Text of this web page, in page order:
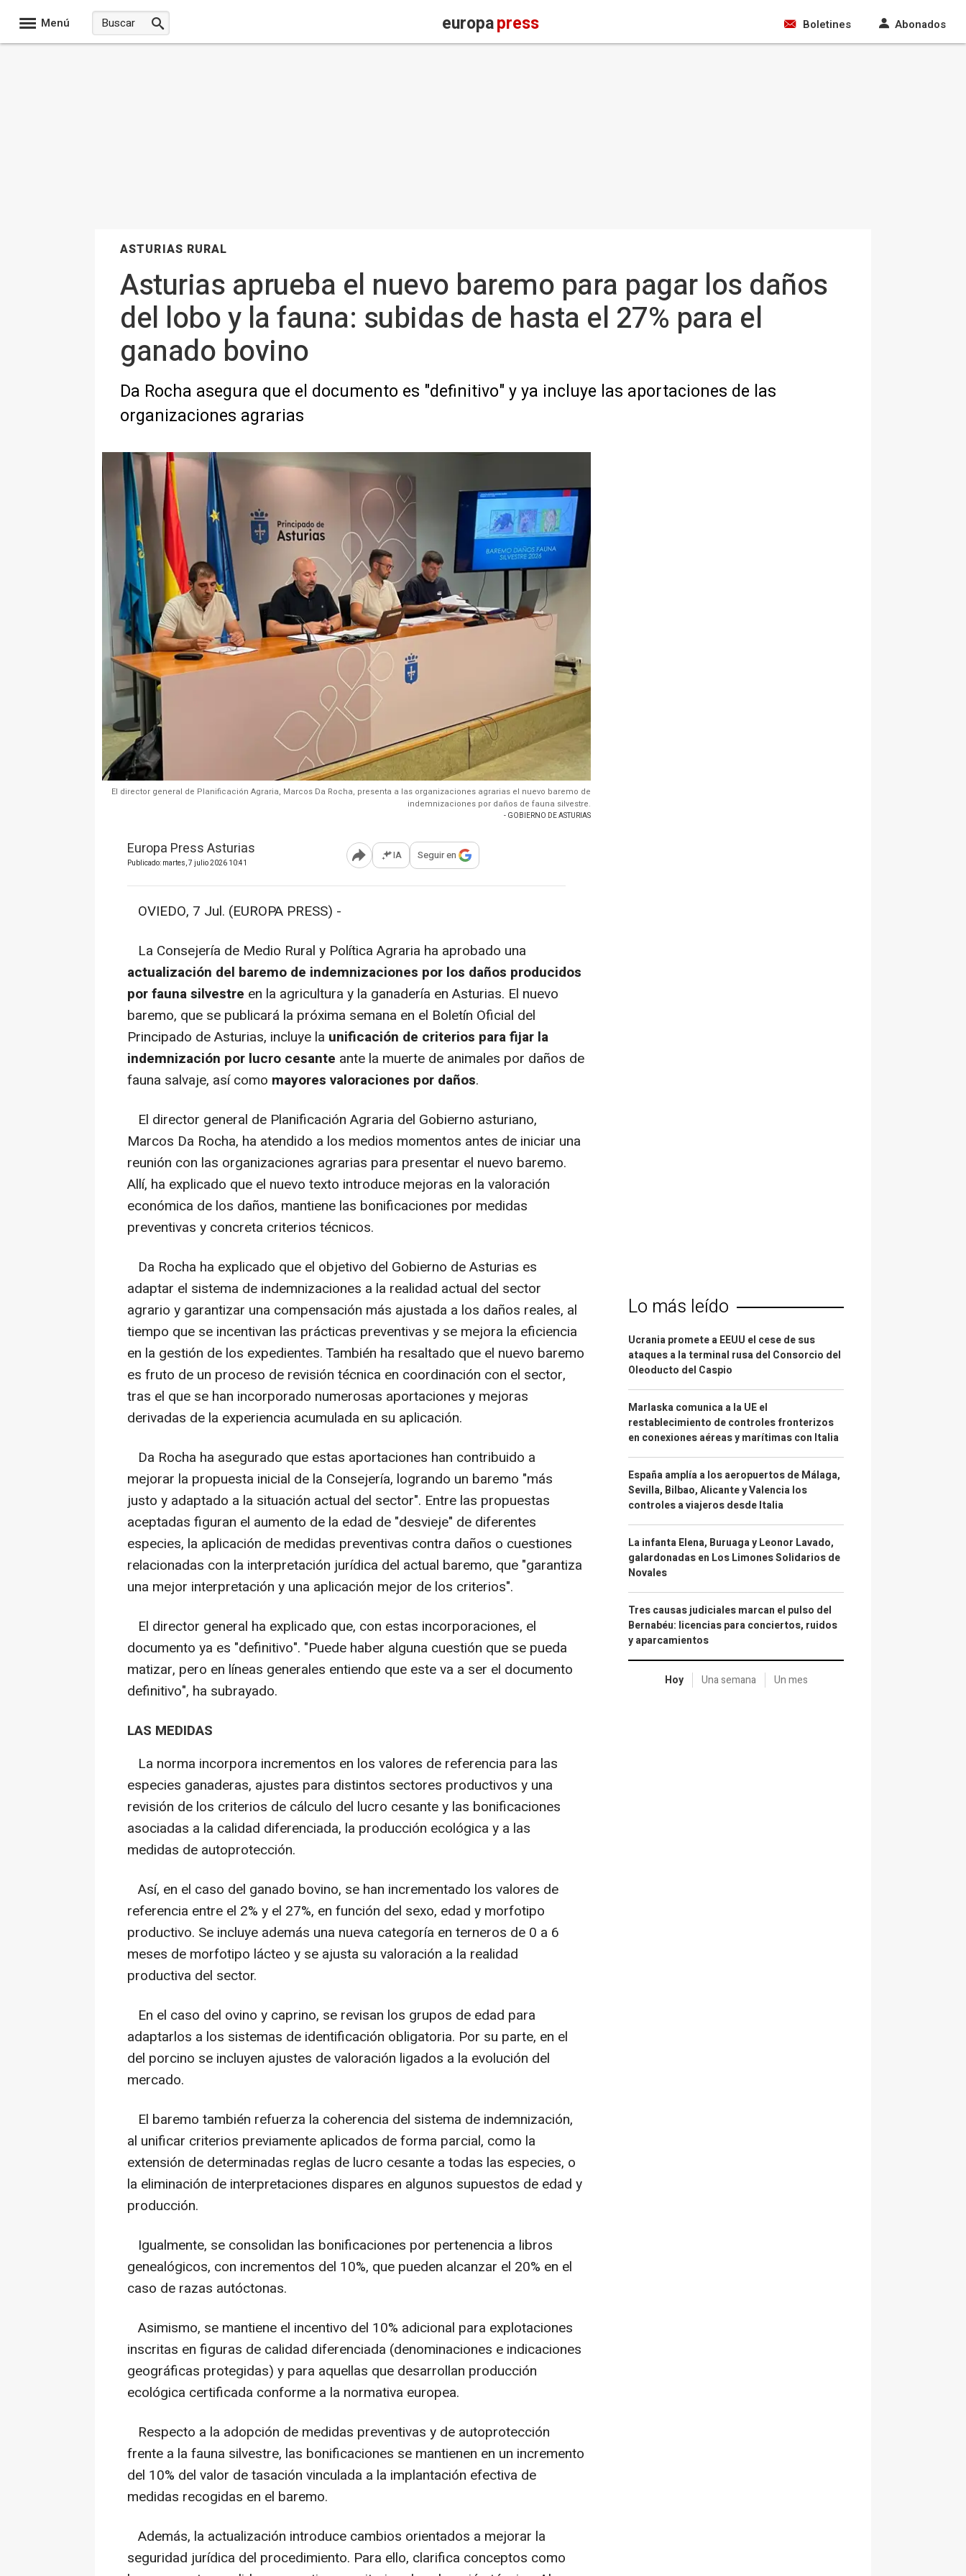
Menú europapress Boletines Abonados
ASTURIAS RURAL
Asturias aprueba el nuevo baremo para pagar los daños
del lobo y la fauna: subidas de hasta el 27% para el
ganado bovino
Da Rocha asegura que el documento es "definitivo" y ya incluye las aportaciones de las
organizaciones agrarias
El director general de Planificación Agraria, Marcos Da Rocha, presenta a las organizaciones agrarias el nuevo baremo de
indemnizaciones por daños de fauna silvestre.
- GOBIERNO DE ASTURIAS
Europa Press Asturias
Publicado: martes, 7 julio 2026 10:41 Abrir opciones para compartir
IA Seguir en
OVIEDO, 7 Jul. (EUROPA PRESS) -
La Consejería de Medio Rural y Política Agraria ha aprobado una
actualización del baremo de indemnizaciones por los daños producidos
por fauna silvestre en la agricultura y la ganadería en Asturias. El nuevo
baremo, que se publicará la próxima semana en el Boletín Oficial del
Principado de Asturias, incluye la unificación de criterios para fijar la
indemnización por lucro cesante ante la muerte de animales por daños de
fauna salvaje, así como mayores valoraciones por daños.
El director general de Planificación Agraria del Gobierno asturiano,
Marcos Da Rocha, ha atendido a los medios momentos antes de iniciar una
reunión con las organizaciones agrarias para presentar el nuevo baremo.
Allí, ha explicado que el nuevo texto introduce mejoras en la valoración
económica de los daños, mantiene las bonificaciones por medidas
preventivas y concreta criterios técnicos.
Da Rocha ha explicado que el objetivo del Gobierno de Asturias es
adaptar el sistema de indemnizaciones a la realidad actual del sector
agrario y garantizar una compensación más ajustada a los daños reales, al
tiempo que se incentivan las prácticas preventivas y se mejora la eficiencia
en la gestión de los expedientes. También ha resaltado que el nuevo baremo
es fruto de un proceso de revisión técnica en coordinación con el sector,
tras el que se han incorporado numerosas aportaciones y mejoras
derivadas de la experiencia acumulada en su aplicación.
Da Rocha ha asegurado que estas aportaciones han contribuido a
mejorar la propuesta inicial de la Consejería, logrando un baremo "más
justo y adaptado a la situación actual del sector". Entre las propuestas
aceptadas figuran el aumento de la edad de "desvieje" de diferentes
especies, la aplicación de medidas preventivas contra daños o cuestiones
relacionadas con la interpretación jurídica del actual baremo, que "garantiza
una mejor interpretación y una aplicación mejor de los criterios".
El director general ha explicado que, con estas incorporaciones, el
documento ya es "definitivo". "Puede haber alguna cuestión que se pueda
matizar, pero en líneas generales entiendo que este va a ser el documento
definitivo", ha subrayado.
LAS MEDIDAS
La norma incorpora incrementos en los valores de referencia para las
especies ganaderas, ajustes para distintos sectores productivos y una
revisión de los criterios de cálculo del lucro cesante y las bonificaciones
asociadas a la calidad diferenciada, la producción ecológica y a las
medidas de autoprotección.
Así, en el caso del ganado bovino, se han incrementado los valores de
referencia entre el 2% y el 27%, en función del sexo, edad y morfotipo
productivo. Se incluye además una nueva categoría en terneros de 0 a 6
meses de morfotipo lácteo y se ajusta su valoración a la realidad
productiva del sector.
En el caso del ovino y caprino, se revisan los grupos de edad para
adaptarlos a los sistemas de identificación obligatoria. Por su parte, en el
del porcino se incluyen ajustes de valoración ligados a la evolución del
mercado.
El baremo también refuerza la coherencia del sistema de indemnización,
al unificar criterios previamente aplicados de forma parcial, como la
extensión de determinadas reglas de lucro cesante a todas las especies, o
la eliminación de interpretaciones dispares en algunos supuestos de edad y
producción.
Igualmente, se consolidan las bonificaciones por pertenencia a libros
genealógicos, con incrementos del 10%, que pueden alcanzar el 20% en el
caso de razas autóctonas.
Asimismo, se mantiene el incentivo del 10% adicional para explotaciones
inscritas en figuras de calidad diferenciada (denominaciones e indicaciones
geográficas protegidas) y para aquellas que desarrollan producción
ecológica certificada conforme a la normativa europea.
Respecto a la adopción de medidas preventivas y de autoprotección
frente a la fauna silvestre, las bonificaciones se mantienen en un incremento
del 10% del valor de tasación vinculada a la implantación efectiva de
medidas recogidas en el baremo.
Además, la actualización introduce cambios orientados a mejorar la
seguridad jurídica del procedimiento. Para ello, clarifica conceptos como
Lo más leído
Ucrania promete a EEUU el cese de sus
ataques a la terminal rusa del Consorcio del
Oleoducto del Caspio
Marlaska comunica a la UE el
restablecimiento de controles fronterizos
en conexiones aéreas y marítimas con Italia
España amplía a los aeropuertos de Málaga,
Sevilla, Bilbao, Alicante y Valencia los
controles a viajeros desde Italia
La infanta Elena, Buruaga y Leonor Lavado,
galardonadas en Los Limones Solidarios de
Novales
Tres causas judiciales marcan el pulso del
Bernabéu: licencias para conciertos, ruidos
y aparcamientos
Hoy Una semana Un mes